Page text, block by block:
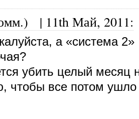
| 11th Май, 2011:
а «система 2»
убить целый месяц
чтобы все потом ушло